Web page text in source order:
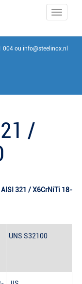
Toggle
004 ou info@steelinox.nl
/
321 / X6CrNiTi 18-
UNS S32100